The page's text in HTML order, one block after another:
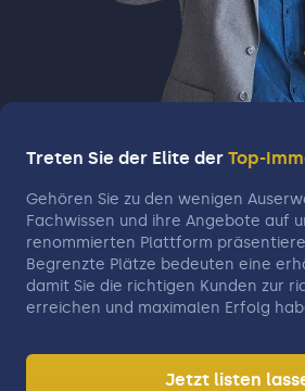
Treten Sie der Elite der Top-
Gehören Sie zu den wenigen
Fachwissen und ihre Angebote auf
renommierten Plattform
Begrenzte Plätze bedeuten eine
damit Sie die richtigen Kunden zur
erreichen und maximalen Erfolg
Jetzt listen